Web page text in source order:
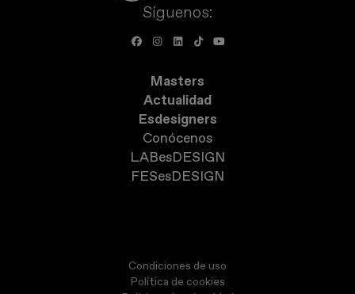
Síguenos:
Masters
Actualidad
Esdesigners
Conócenos
LABesDESIGN
FESesDESIGN
Condiciones de uso
Política de cookies